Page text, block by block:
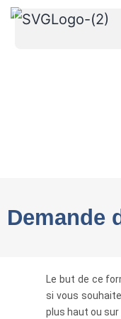
Demande
Le but de ce
si vous
plus haut ou sur